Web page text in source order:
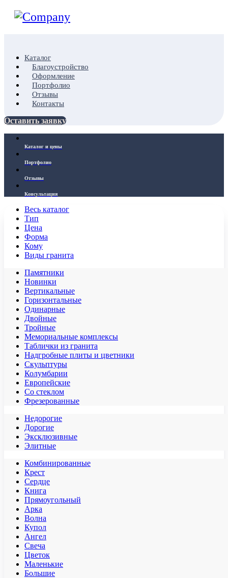
Каталог
Благоустройство
Оформление
Портфолио
Отзывы
Контакты
Оставить заявку
Каталог и цены
Портфолио
Отзывы
Консультация
Весь каталог
Тип
Цена
Форма
Кому
Виды гранита
Памятники
Новинки
Вертикальные
Горизонтальные
Одинарные
Двойные
Тройные
Мемориальные комплексы
Таблички из гранита
Надгробные плиты и цветники
Скульптуры
Колумбарии
Европейские
Со стеклом
Фрезерованные
Недорогие
Дорогие
Эксклюзивные
Элитные
Комбинированные
Крест
Сердце
Книга
Прямоугольный
Арка
Волна
Купол
Ангел
Свеча
Цветок
Маленькие
Большие